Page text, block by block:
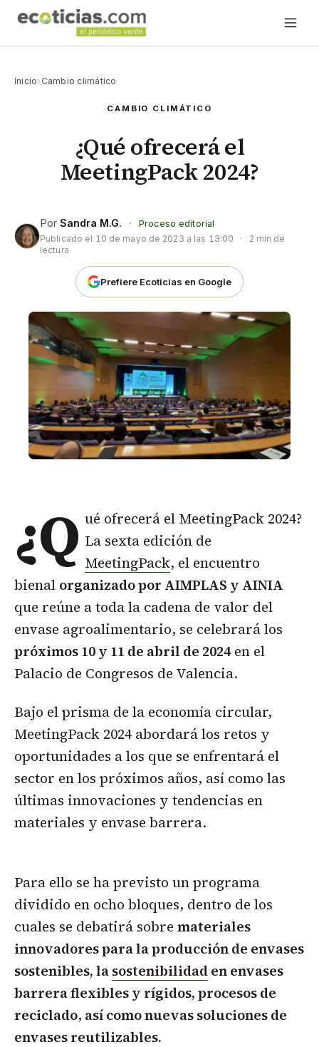
Inicio› Cambio climático
CAMBIO CLIMÁTICO
¿Qué ofrecerá el
MeetingPack 2024?
Por Sandra M.G. ·
Proceso editorial
Publicado el 10 de mayo de 2023 a las 13:00 ·
2 min de
lectura
Prefiere Ecoticias en Google
¿Q ué ofrecerá el MeetingPack 2024?
La sexta edición de
MeetingPack, el encuentro
bienal organizado por AIMPLAS y AINIA
que reúne a toda la cadena de valor del
envase agroalimentario, se celebrará los
próximos 10 y 11 de abril de 2024en el
Palacio de Congresos de Valencia.
Bajo el prisma de la economía circular,
MeetingPack 2024 abordará los retos y
oportunidades a los que se enfrentará el
sector en los próximos años, así como las
últimas innovaciones y tendencias en
materiales y envase barrera.
Para ello se ha previsto un programa
dividido en ocho bloques, dentro de los
cuales se debatirá sobre materiales
innovadores para la producción de envases
sostenibles, lasostenibilidaden envases
barrera flexibles y rígidos, procesos de
reciclado, así como nuevas soluciones de
envases reutilizables.